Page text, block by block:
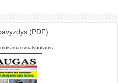
(PDF)
smalsuoliams